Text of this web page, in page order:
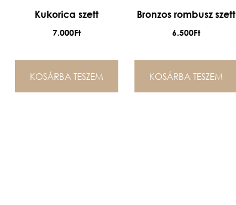
Kukorica szett
7.000Ft
KOSÁRBA TESZEM
Bronzos rombusz szett
6.500Ft
KOSÁRBA TESZEM